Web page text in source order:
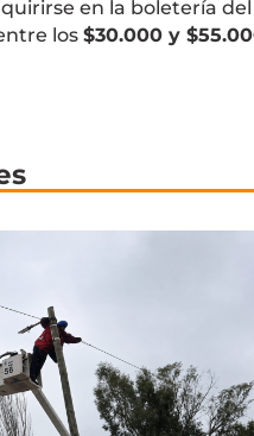
en la boletería
los $30.000 y